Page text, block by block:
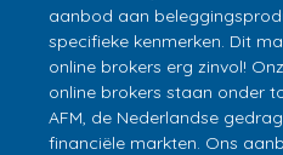
aanbod aan
specifieke kenmerken. Dit
online brokers erg zinvol!
online brokers staan onder
AFM, de Nederlandse
financiële markten. Ons